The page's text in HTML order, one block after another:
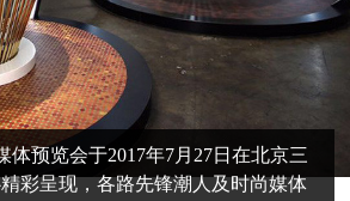
体预览会于2017年7月27日在北京三
彩呈现，各路先锋潮人及时尚媒体